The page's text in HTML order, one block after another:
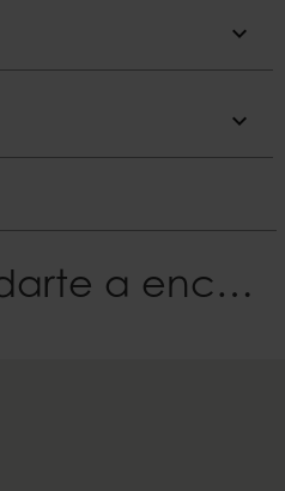
expand_more
un plato o en un
para
expand_more
Déjanos ayudarte a encontrar tu Estilo